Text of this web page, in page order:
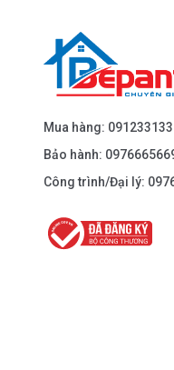
Dẫn đường
Dẫn đường
Mua hàng:
Bảo hành:
Công trình/Đại lý: